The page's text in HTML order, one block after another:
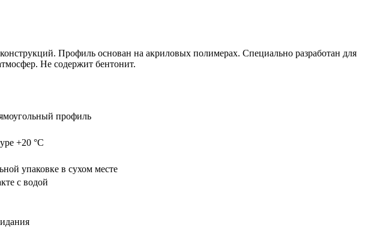
Профиль основан на акриловых полимерах. Специально разработан для
Не содержит бентонит.
профиль
+20 °С
упаковке в сухом месте
с водой